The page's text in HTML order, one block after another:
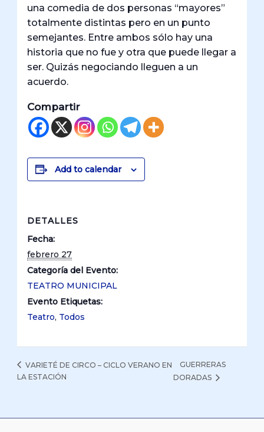
una comedia de dos personas “mayores”
totalmente distintas pero en un punto
semejantes. Entre ambos sólo hay una
historia que no fue y otra que puede llegar a
ser. Quizás negociando lleguen a un
acuerdo.
Compartir
Add to calendar
DETALLES
Fecha:
febrero 27
Categoría del Evento:
TEATRO MUNICIPAL
Evento Etiquetas:
Teatro, Todos
VARIETÉ DE CIRCO – CICLO VERANO EN
LA ESTACIÓN
GUERRERAS
DORADAS